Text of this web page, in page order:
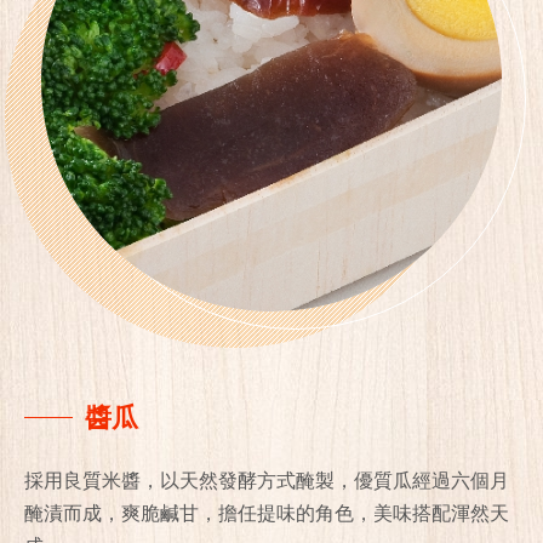
醬瓜
採用良質米醬，以天然發酵方式醃製，優質瓜經過六個月
醃漬而成，爽脆鹹甘，擔任提味的角色，美味搭配渾然天